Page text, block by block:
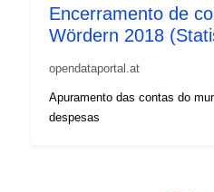
Encerramento de
Wördern 2018
opendataportal.at
Apuramento das contas do
despesas